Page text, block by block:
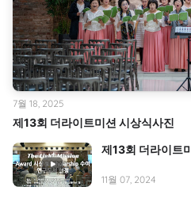
제13회 더라이트미션 시상식사진
7월 18, 2025
제13회 더라이트
11월 07, 2024